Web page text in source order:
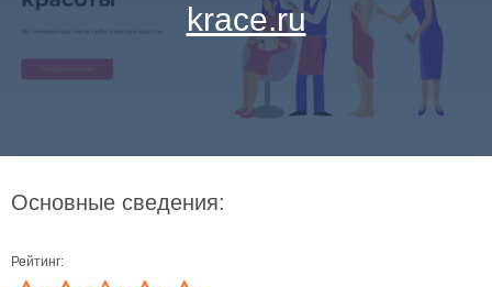
krace.ru
Основные сведения:
Рейтинг: